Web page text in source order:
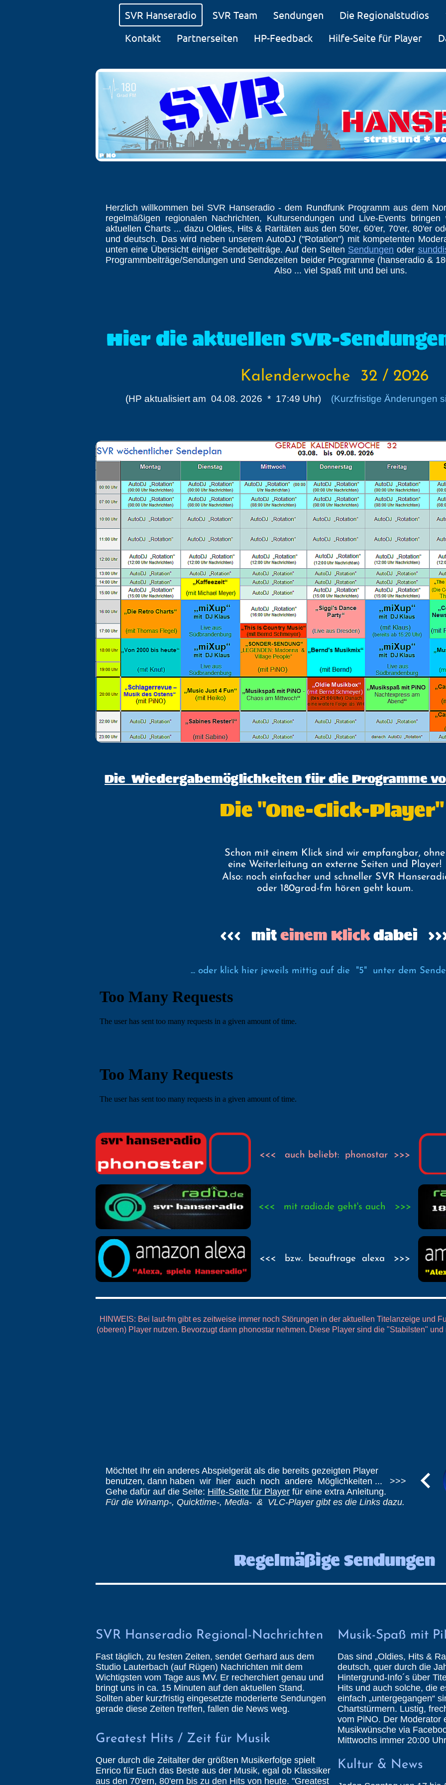
SVR Hanseradio SVR Team Sendungen Die Regionalstudios
Kontakt
Partnerseiten HP-Feedback Hilfe-Seite für Player
Herzlich willkommen bei SVR Hanseradio - dem Rundfunk Programm aus dem
regelmäßigen regionalen Nachrichten, Kultursendungen und Live-Events
aktuellen Charts ... dazu Oldies, Hits & Raritäten aus den 50'er, 60'er, 70'er, 80'er
und deutsch. Das wird neben unserem AutoDJ ("Rotation") mit kompetenten
unten eine Übersicht einiger Sendebeiträge. Auf den Seiten Sendungen oder
Programmbeiträge/Sendungen und Sendezeiten beider Programme (hanseradio &
Also ... viel Spaß mit und bei uns.
Hier die aktuellen SVR-
Kalenderwoche 32 / 2026
(HP aktualisiert am 04.08. 2026 * 17:49 Uhr) (Kurzfristige Änderungen
Die Wiedergabemöglichkeiten für die Programme
HINWEIS: Bei laut-fm gibt es zeitweise immer noch Störungen in der aktuellen Titelanzeige und
(oberen) Player nutzen. Bevorzugt dann phonostar nehmen. Diese Player sind die "Stabilsten"
Die "One-Click-Player"
Schon mit einem Klick sind wir empfangbar, ohne
eine Weiterleitung an externe Seiten und Player!
Also: noch einfacher und schneller SVR
oder 180grad-fm hören geht kaum.
<<< miteinem Klickdabei
<<< mit radio.de geht's auch >>>
<<< auch beliebt: phonostar >>>
<<< bzw. beauftrage alexa >>>
... oder klick hier jeweils mittig auf die "5" unter dem
Möchtet Ihr ein anderes Abspielgerät als die bereits gezeigten Player
benutzen, dann haben wir hier auch noch andere Möglichkeiten ... >>>
Gehe dafür auf die Seite: Hilfe-Seite für Player für eine extra Anleitung.
Für die Winamp-, Quicktime-, Media- & VLC-Player gibt es die Links dazu.
Regelmäßige Sendungen
SVR Hanseradio Regional-Nachrichten
Fast täglich, zu festen Zeiten, sendet Gerhard aus dem
Studio Lauterbach (auf Rügen) Nachrichten mit dem
Wichtigsten vom Tage aus MV. Er recherchiert genau und
bringt uns in ca. 15 Minuten auf den aktuellen Stand.
Sollten aber kurzfristig eingesetzte moderierte Sendungen
gerade diese Zeiten treffen, fallen die News weg.
Musik-Spaß mit
Das sind „Oldies, Hits &
deutsch, quer durch die
Hintergrund-Info´s über
Hits und auch solche, die
einfach „untergegangen“
Chartstürmern. Lustig,
vom PiNO. Der Moderator
Musikwünsche via
Mittwochs immer 20:00
Greatest Hits / Zeit für Musik
Quer durch die Zeitalter der größten Musikerfolge spielt
Enrico für Euch das Beste aus der Musik, egal ob Klassiker
aus den 70'ern, 80'ern bis zu den Hits von heute. "Greatest
Kultur & News